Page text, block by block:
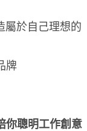
屬於自己理想的
牌
你聰明工作創意